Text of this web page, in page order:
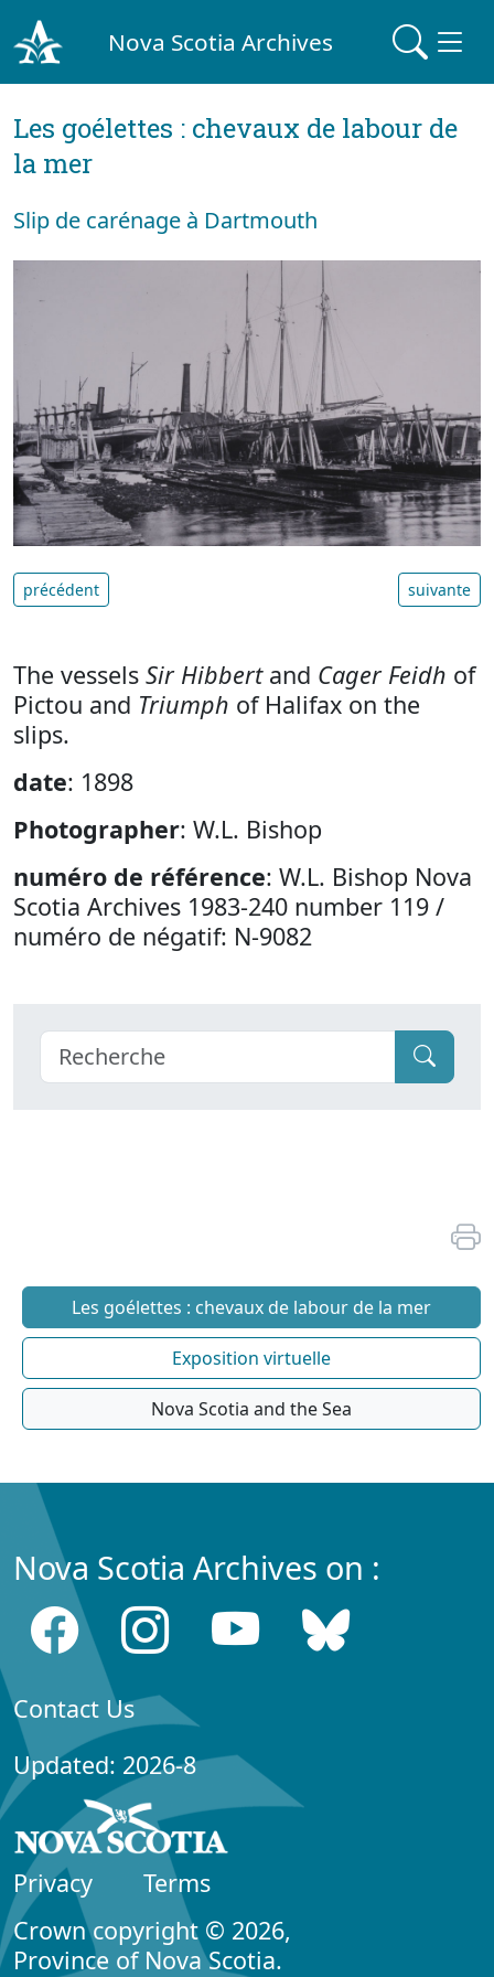
Nova Scotia Archives
Les goélettes : chevaux de labour de
la mer
Slip de carénage à Dartmouth
précédent suivante
The vessels Sir Hibbertand Cager Feidh of
Pictou and Triumph of Halifax on the
slips.
date: 1898
Photographer: W.L. Bishop
numéro de référence: W.L. Bishop Nova
Scotia Archives 1983-240 number 119 /
numéro de négatif: N-9082
Les goélettes : chevaux de labour de la mer
Exposition virtuelle
Nova Scotia and the Sea
Nova Scotia Archives on :
Contact Us
Updated: 2026-8
Privacy
Terms
Crown copyright © 2026,
Province of Nova Scotia.